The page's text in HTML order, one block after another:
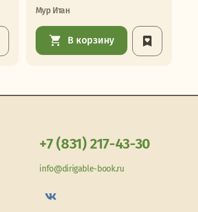
Мур Итан
В корзину
+7 (831) 217-43-30
info@dirigable-book.ru